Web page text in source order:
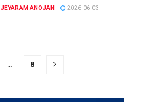
JEYARAM ANOJAN 2026-06-03
… 8